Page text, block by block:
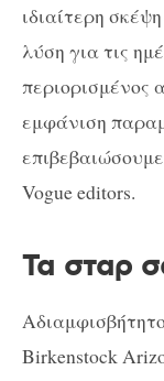
ιδιαίτερη
λύση για τις
περιορισμένος
εμφάνιση
Vogue editors.
Τα σταρ
Birkenstock